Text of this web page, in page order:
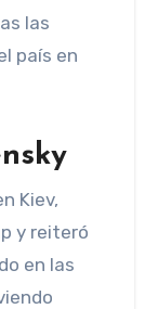
las
país en
Kiev,
y reiteró
en las